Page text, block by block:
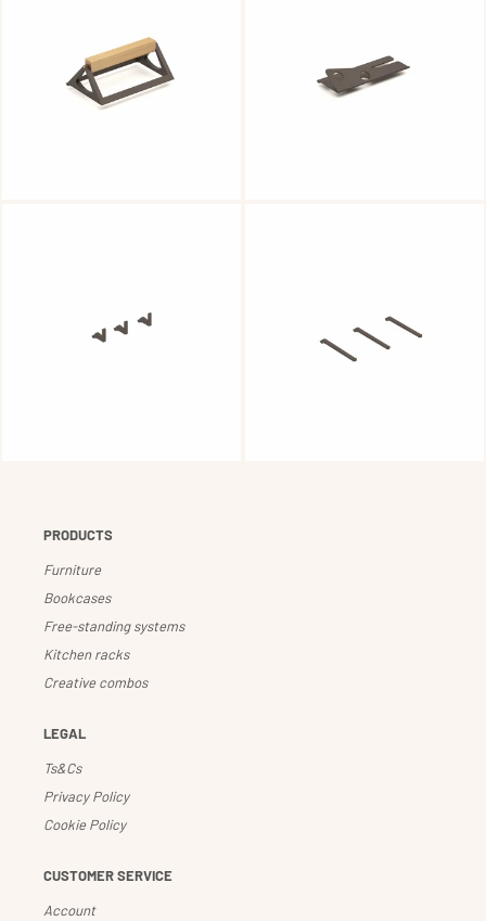
PRODUCTS
Furniture
Bookcases
Free-standing systems
Kitchen racks
Creative combos
LEGAL
Ts&Cs
Privacy Policy
Cookie Policy
CUSTOMER SERVICE
Account